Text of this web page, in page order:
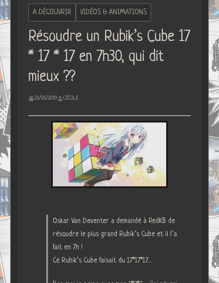
A DÉCOUVRIR VIDÉOS & ANIMATIONS
Résoudre un Rubik’s Cube 17
* 17 * 17 en 7h30, qui dit
mieux ??
23/01/2019 CÉCILE
Oskar Van Deventer a demandé à RedKB de
résoudre le plus grand Rubik’s Cube et il l’a
fait en 7h !
Ce Rubik’s Cube faisait du 17*17*17…